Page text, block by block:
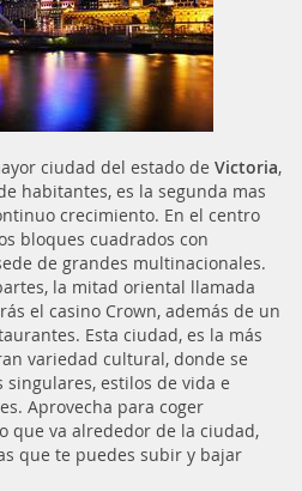
ciudad del estado de Victoria,
habitantes, es la segunda mas
crecimiento. En el centro
bloques cuadrados con
de grandes multinacionales.
la mitad oriental llamada
el casino Crown, además de un
Esta ciudad, es la más
variedad cultural, donde se
estilos de vida e
Aprovecha para coger
que va alrededor de la ciudad,
que te puedes subir y bajar